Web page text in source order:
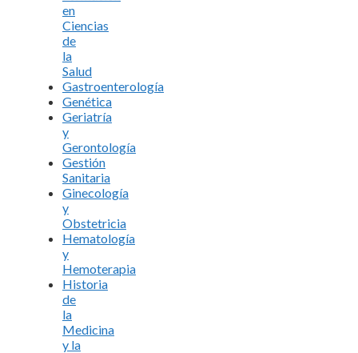
en
Ciencias
de
la
Salud
Gastroenterología
Genética
Geriatría
y
Gerontología
Gestión
Sanitaria
Ginecología
y
Obstetricia
Hematología
y
Hemoterapia
Historia
de
la
Medicina
y la